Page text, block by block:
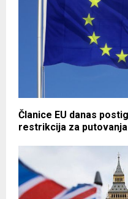
Članice EU danas
restrikcija za